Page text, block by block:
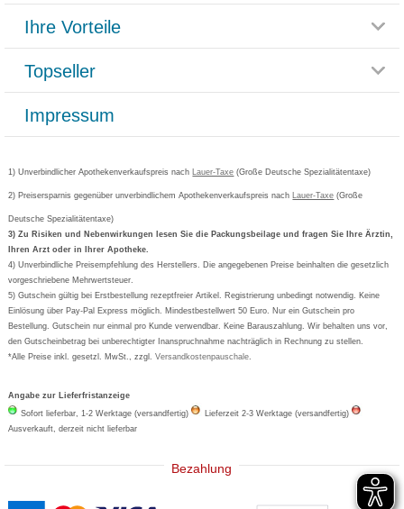
Häufig gestellte Fragen
Datenschutz
AGB
Cookie-Einstellungen
Vertrag widerrufen
Rücksendemöglichkeit
Paketlieferstatus
Versandkosten
Bestellschein ausfüllen
Newsletteranmeldung
Ihre Vorteile
Rezeptlieferung
Bonusprogramm
Gutschein und Rabatte
Kundenbewertung
Topseller
Grippostad
Bepanthen
Formoline
Wick
Eucerin
Basica
Impressum
1) Unverbindlicher Apothekenverkaufspreis nach Lauer-Taxe (Große Deutsche Spezialitätentaxe)
2) Preisersparnis gegenüber unverbindlichem Apothekenverkaufspreis nach Lauer-Taxe (Große
Deutsche Spezialitätentaxe)
3) Zu Risiken und Nebenwirkungen lesen Sie die Packungsbeilage und fragen Sie Ihre Ärztin,
Ihren Arzt oder in Ihrer Apotheke.
4) Unverbindliche Preisempfehlung des Herstellers. Die angegebenen Preise beinhalten die gesetzlich
vorgeschriebene Mehrwertsteuer.
5) Gutschein gültig bei Erstbestellung rezeptfreier Artikel. Registrierung unbedingt notwendig. Keine
Einlösung über Pay-Pal Express möglich. Mindestbestellwert 50 Euro. Nur ein Gutschein pro
Bestellung. Gutschein nur einmal pro Kunde verwendbar. Keine Barauszahlung. Wir behalten uns vor,
den Gutscheinbetrag bei unberechtigter Inanspruchnahme nachträglich in Rechnung zu stellen.
*Alle Preise inkl. gesetzl. MwSt., zzgl.Versandkostenpauschale
Angabe zur Lieferfristanzeige
Sofort lieferbar, 1-2 Werktage (versandfertig)
Lieferzeit 2-3 Werktage (versandfertig)
Ausverkauft, derzeit nicht lieferbar
Bezahlung